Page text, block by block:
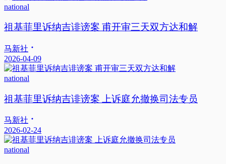
national
祖基菲里诉纳吉诽谤案 甫开审三天双方达和解
马新社
2026-04-09
national
祖基菲里诉纳吉诽谤案 上诉庭允撤换司法专员
马新社
2026-02-24
national